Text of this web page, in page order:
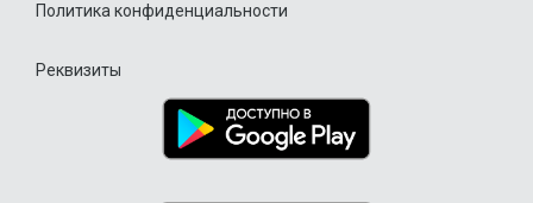
Политика конфиденциальности
Реквизиты